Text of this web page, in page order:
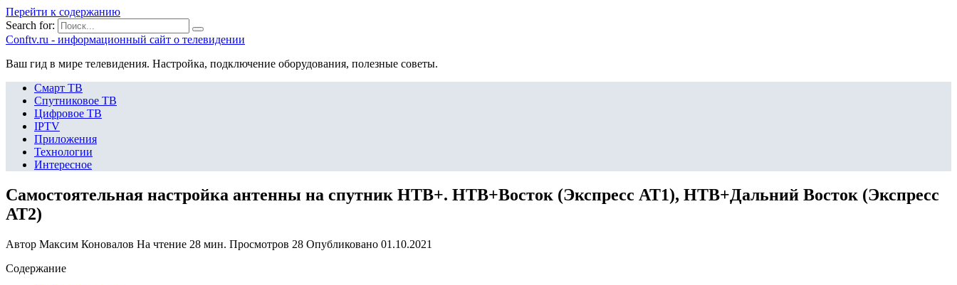
Перейти к содержанию
Search for:
Сonftv.ru - информационный сайт о телевидении
Ваш гид в мире телевидения. Настройка, подключение оборудования, полезные советы.
Смарт ТВ
Спутниковое ТВ
Цифровое ТВ
IPTV
Приложения
Технологии
Интересное
Самостоятельная настройка антенны на спутник НТВ+. НТВ+Восток (Экспресс АТ1), НТВ+Дальний Восток (Экспресс
АТ2)
Автор Максим Коновалов На чтение 28 мин. Просмотров 28 Опубликовано 01.10.2021
Содержание